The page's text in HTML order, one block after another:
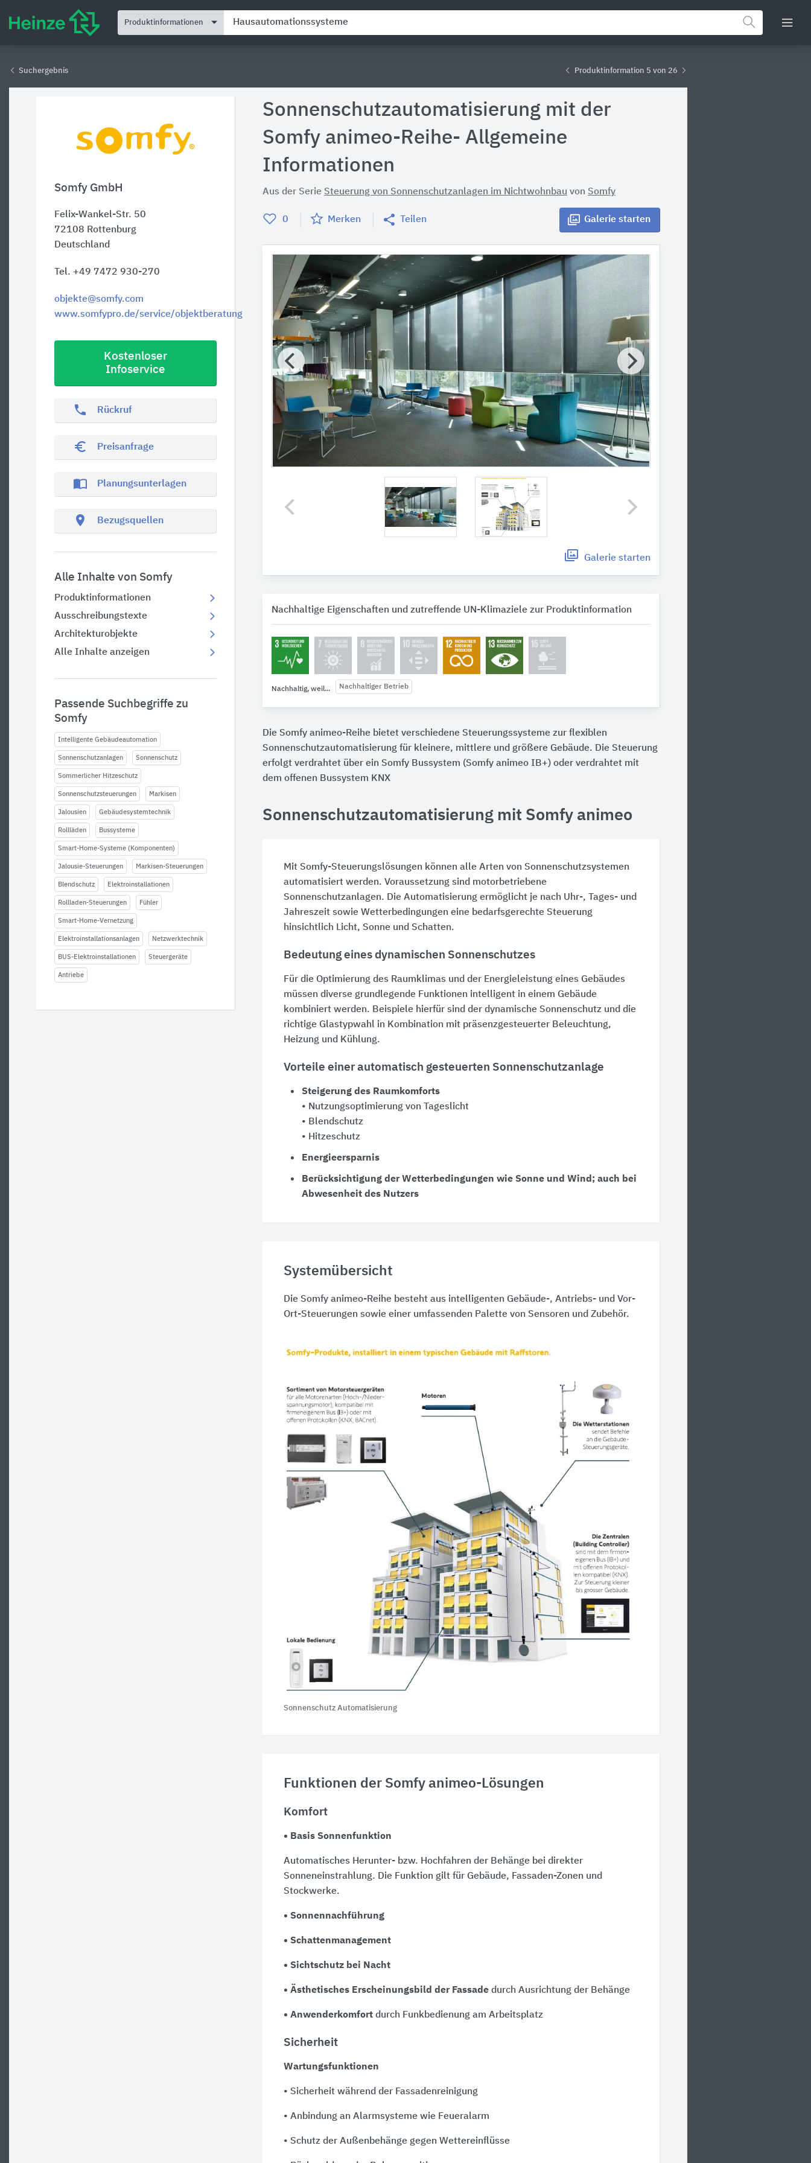
Produktinformationen
Suchergebnis Produktinformation 5 von 26
Somfy GmbH
Felix-Wankel-Str. 50
72108 Rottenburg
Deutschland
Tel. +49 7472 930-270
objekte@somfy.com
www.somfypro.de/service/objektberatung
Kostenloser
Infoservice
phone Rückruf
euro_symbol Preisanfrage
import_contacts Planungsunterlagen
location_on Bezugsquellen
Alle Inhalte von Somfy
Produktinformationen
Ausschreibungstexte
Architekturobjekte
Alle Inhalte anzeigen
Passende Suchbegriffe zu
Somfy
Intelligente Gebäudeautomation
Sonnenschutzanlagen Sonnenschutz
Sommerlicher Hitzeschutz
Sonnenschutzsteuerungen Markisen
Jalousien Gebäudesystemtechnik
Rollläden Bussysteme
Smart-Home-Systeme (Komponenten)
Jalousie-Steuerungen Markisen-Steuerungen
Blendschutz Elektroinstallationen
Rollladen-Steuerungen Fühler
Smart-Home-Vernetzung
Elektroinstallationsanlagen Netzwerktechnik
BUS-Elektroinstallationen Steuergeräte
Antriebe
Sonnenschutzautomatisierung mit der
Somfy animeo-Reihe- Allgemeine
Informationen
Aus der Serie Steuerung von Sonnenschutzanlagen im Nichtwohnbau von Somfy
0 Merken Teilen Galerie starten
Galerie starten
Nachhaltige Eigenschaften und zutreffende UN-Klimaziele zur Produktinformation
Nachhaltig, weil... Nachhaltiger Betrieb
Die Somfy animeo-Reihe bietet verschiedene Steuerungssysteme zur flexiblen
Sonnenschutzautomatisierung für kleinere, mittlere und größere Gebäude. Die Steuerung
erfolgt verdrahtet über ein Somfy Bussystem (Somfy animeo IB+) oder verdrahtet mit
dem offenen Bussystem KNX
Sonnenschutzautomatisierung mit Somfy animeo
Mit Somfy-Steuerungslösungen können alle Arten von Sonnenschutzsystemen
automatisiert werden. Voraussetzung sind motorbetriebene
Sonnenschutzanlagen. Die Automatisierung ermöglicht je nach Uhr-, Tages- und
Jahreszeit sowie Wetterbedingungen eine bedarfsgerechte Steuerung
hinsichtlich Licht, Sonne und Schatten.
Bedeutung eines dynamischen Sonnenschutzes
Für die Optimierung des Raumklimas und der Energieleistung eines Gebäudes
müssen diverse grundlegende Funktionen intelligent in einem Gebäude
kombiniert werden. Beispiele hierfür sind der dynamische Sonnenschutz und die
richtige Glastypwahl in Kombination mit präsenzgesteuerter Beleuchtung,
Heizung und Kühlung.
Vorteile einer automatisch gesteuerten Sonnenschutzanlage
Steigerung des Raumkomforts
• Nutzungsoptimierung von Tageslicht
• Blendschutz
• Hitzeschutz
Energieersparnis
Berücksichtigung der Wetterbedingungen wie Sonne und Wind; auch bei
Abwesenheit des Nutzers
Systemübersicht
Die Somfy animeo-Reihe besteht aus intelligenten Gebäude-, Antriebs- und Vor-
Ort-Steuerungen sowie einer umfassenden Palette von Sensoren und Zubehör.
Sonnenschutz Automatisierung
Funktionen der Somfy animeo-Lösungen
Komfort
• Basis Sonnenfunktion
Automatisches Herunter- bzw. Hochfahren der Behänge bei direkter
Sonneneinstrahlung. Die Funktion gilt für Gebäude, Fassaden-Zonen und
Stockwerke.
• Sonnennachführung
• Schattenmanagement
• Sichtschutz bei Nacht
• Ästhetisches Erscheinungsbild der Fassade durch Ausrichtung der Behänge
• Anwenderkomfortdurch Funkbedienung am Arbeitsplatz
Sicherheit
Wartungsfunktionen
• Sicherheit während der Fassadenreinigung
• Anbindung an Alarmsysteme wie Feueralarm
• Schutz der Außenbehänge gegen Wettereinflüsse